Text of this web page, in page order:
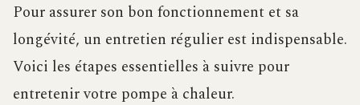
Pour assurer son bon fonctionnement et sa
longévité, un entretien régulier est indispensable.
Voici les étapes essentielles à suivre pour
entretenir votre pompe à chaleur.